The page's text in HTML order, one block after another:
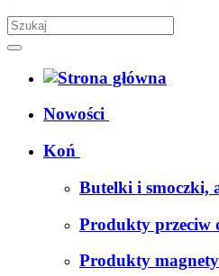
Nowości
Koń
Butelki i smoczki,
Produkty przeciw
Produkty